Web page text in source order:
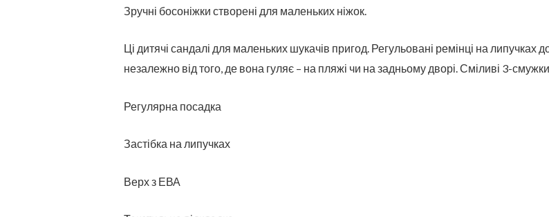
Зручні босоніжки створені для маленьких ніжок.
Ці дитячі сандалі для маленьких шукачів пригод. Регульовані ремінці на липучках
незалежно від того, де вона гуляє – на пляжі чи на задньому дворі. Сміливі 3-
Регулярна посадка
Застібка на липучках
Верх з ЕВА